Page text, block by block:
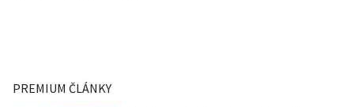
PREMIUM ČLÁNKY